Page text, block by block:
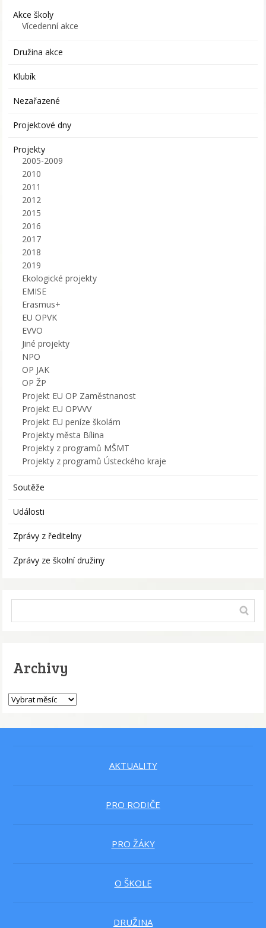
Akce školy
Vícedenní akce
Družina akce
Klubík
Nezařazené
Projektové dny
Projekty
2005-2009
2010
2011
2012
2015
2016
2017
2018
2019
Ekologické projekty
EMISE
Erasmus+
EU OPVK
EVVO
Jiné projekty
NPO
OP JAK
OP ŽP
Projekt EU OP Zaměstnanost
Projekt EU OPVVV
Projekt EU peníze školám
Projekty města Bílina
Projekty z programů MŠMT
Projekty z programů Ústeckého kraje
Soutěže
Události
Zprávy z ředitelny
Zprávy ze školní družiny
Archivy
AKTUALITY
PRO RODIČE
PRO ŽÁKY
O ŠKOLE
DRUŽINA